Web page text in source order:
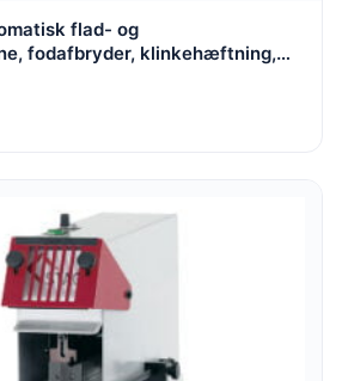
flad- og
fodafbryder, klinkehæftning,